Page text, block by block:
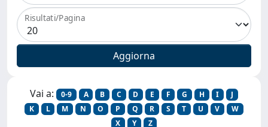
Risultati/Pagina
Vai a: 0-9 A B C D E F G H I
J
K
L M N O P Q R S T U V
W
X
Y Z